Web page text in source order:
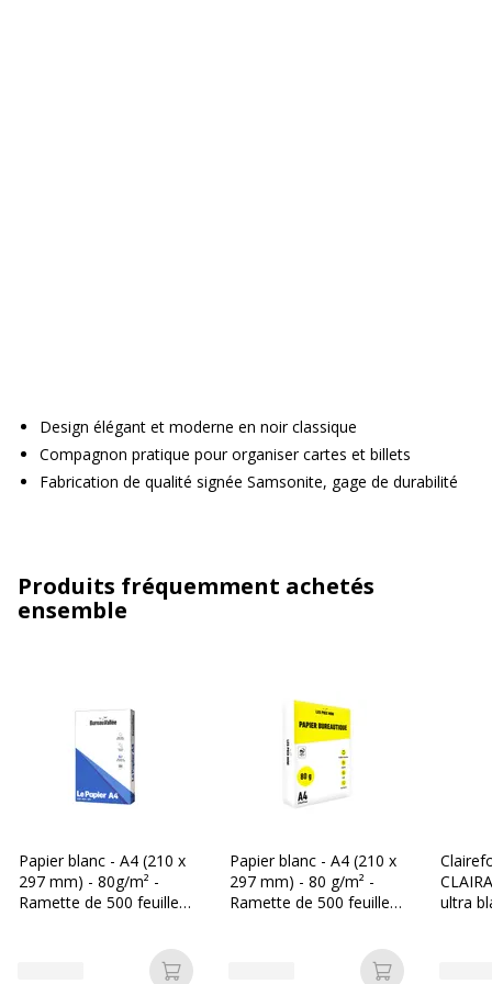
Design élégant et moderne en noir classique
Compagnon pratique pour organiser cartes et billets
Fabrication de qualité signée Samsonite, gage de durabilité
Produits fréquemment achetés
ensemble
Papier blanc - A4 (210 x
297 mm) - 80g/m² -
Ramette de 500 feuilles
Papier blanc - A4 (210 x
297 mm) - 80 g/m² -
Ramette de 500 feuilles
ultra